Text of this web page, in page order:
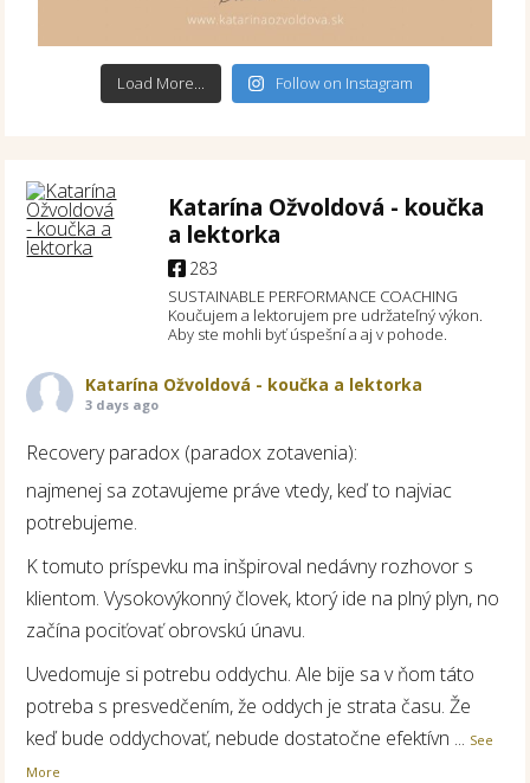
Load More... Follow on Instagram
Katarína Ožvoldová - koučka
a lektorka
283
SUSTAINABLE PERFORMANCE COACHING
Koučujem a lektorujem pre udržateľný výkon.
Aby ste mohli byť úspešní a aj v pohode.
Katarína Ožvoldová - koučka a lektorka
3 days ago
Recovery paradox (paradox zotavenia):
najmenej sa zotavujeme práve vtedy, keď to najviac
potrebujeme.
K tomuto príspevku ma inšpiroval nedávny rozhovor s
klientom. Vysokovýkonný človek, ktorý ide na plný plyn, no
začína pociťovať obrovskú únavu.
Uvedomuje si potrebu oddychu. Ale bije sa v ňom táto
potreba s presvedčením, že oddych je strata času. Že
keď bude oddychovať, nebude dostatočne efektívn ... See
More